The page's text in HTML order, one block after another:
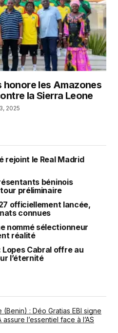
honore les Amazones
la Sierra Leone
2025
rejoint le Real Madrid
béninois
préliminaire
officiellement lancée,
connues
nommé sélectionneur
réalité
Cabral offre au
l’éternité
(Benin) : Déo Gratias EBI signe
l’essentiel face à l’AS